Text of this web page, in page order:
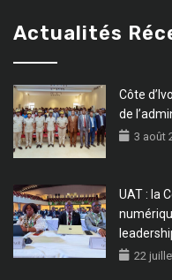
Actualités
Côte
de
3 août
UAT : la
22